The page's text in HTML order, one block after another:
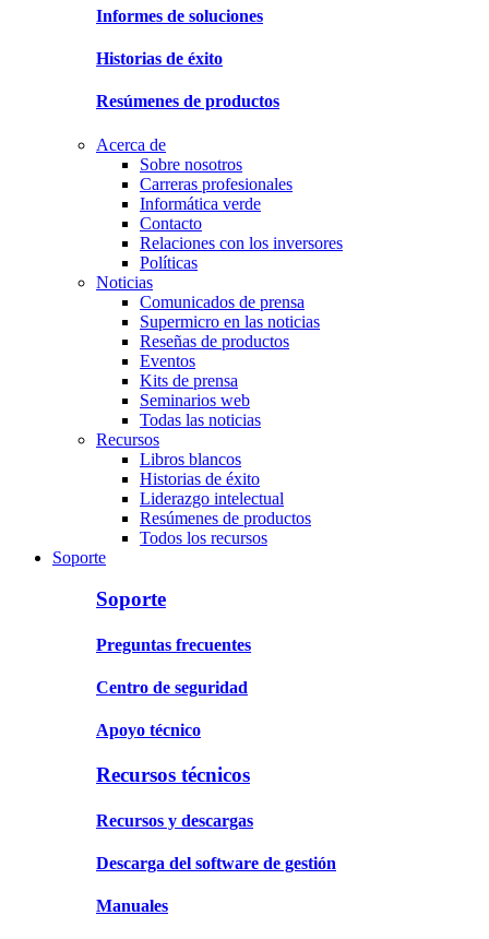
Informes de soluciones
Historias de éxito
Resúmenes de productos
Acerca de
Sobre nosotros
Carreras profesionales
Informática verde
Contacto
Relaciones con los inversores
Políticas
Noticias
Comunicados de prensa
Supermicro en las noticias
Reseñas de productos
Eventos
Kits de prensa
Seminarios web
Todas las noticias
Recursos
Libros blancos
Historias de éxito
Liderazgo intelectual
Resúmenes de productos
Todos los recursos
Soporte
Soporte
Preguntas frecuentes
Centro de seguridad
Apoyo técnico
Recursos técnicos
Recursos y descargas
Descarga del software de gestión
Manuales